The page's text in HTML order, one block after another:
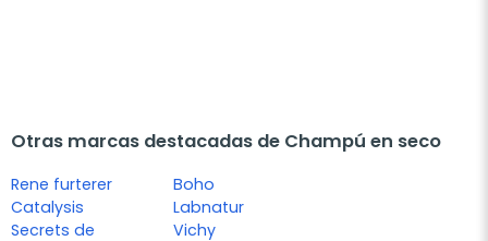
Otras marcas destacadas de Champú en seco
Rene furterer
Catalysis
Secrets de
Boho
Labnatur
Vichy